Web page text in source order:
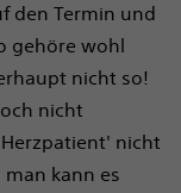
den Termin und
gehöre wohl
nicht so!
nicht
nicht
man kann es